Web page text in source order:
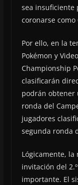
sea insuficiente
coronarse
Por ello, en la
Pokémon y
Championship
clasificarán
podrán obtener
ronda del
jugadores
segunda ronda
Lógicamente, la
invitación del
importante. El